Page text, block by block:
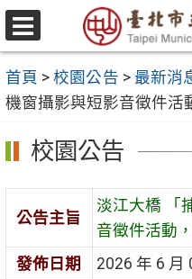
跳
至
要
內
容
區
選
單
首頁 >校園公告 > 最新消
機窗攝影與短影音徵件活
校園公告
公告主旨
淡江大橋 「
音徵件活動
發佈日期
2026 年 6 月